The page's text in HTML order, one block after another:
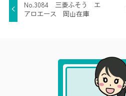
No.3084 三菱ふそう エ
アロエース 岡山在庫